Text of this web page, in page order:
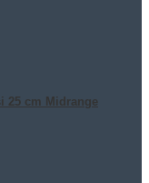
25 cm Midrange